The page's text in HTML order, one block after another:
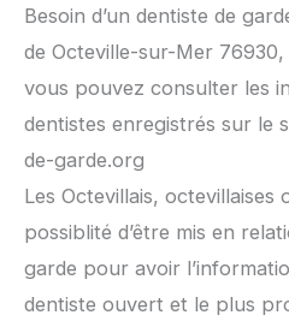
Besoin d’un dentiste de
de Octeville-sur-Mer
vous pouvez consulter les
dentistes enregistrés sur le
de-garde.org
Les Octevillais, octevillaises
possiblité d’être mis en
garde pour avoir
dentiste ouvert et le plus